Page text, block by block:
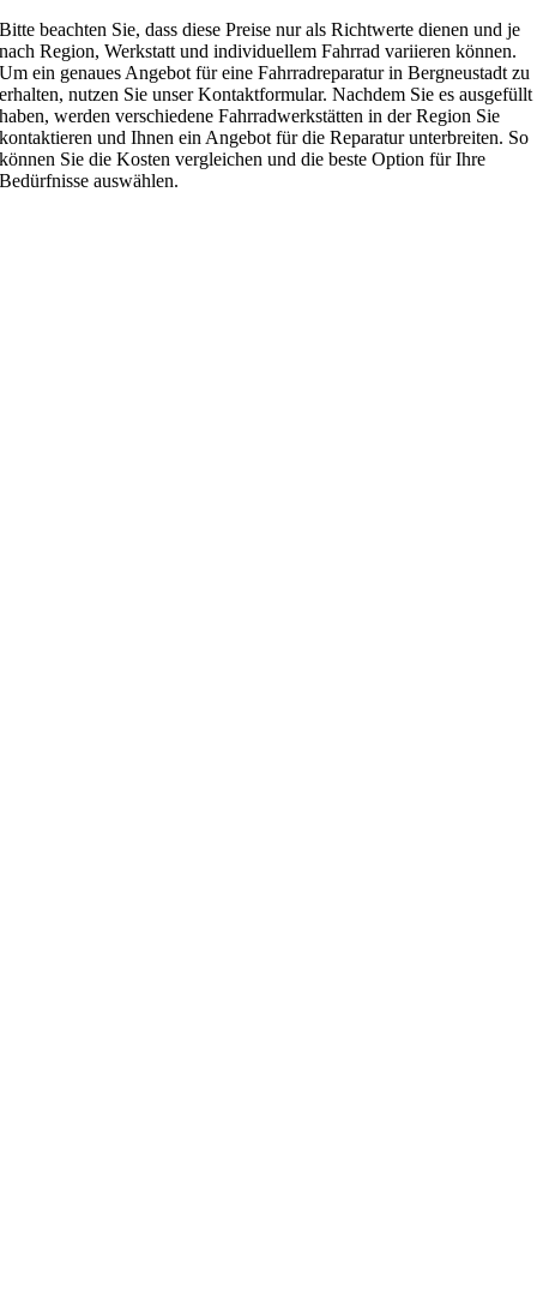
Bitte beachten Sie, dass diese Preise nur als Richtwerte dienen und je
nach Region, Werkstatt und individuellem Fahrrad variieren können.
Um ein genaues Angebot für eine Fahrradreparatur in Bergneustadt zu
erhalten, nutzen Sie unser Kontaktformular. Nachdem Sie es ausgefüllt
haben, werden verschiedene Fahrradwerkstätten in der Region Sie
kontaktieren und Ihnen ein Angebot für die Reparatur unterbreiten. So
können Sie die Kosten vergleichen und die beste Option für Ihre
Bedürfnisse auswählen.